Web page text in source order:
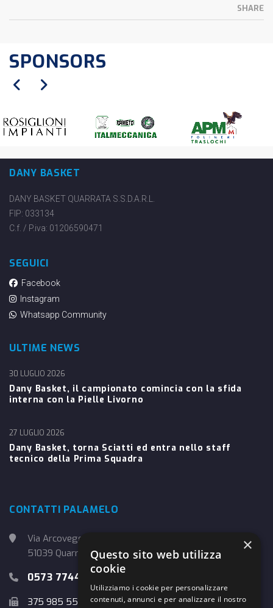
SHARE
SPONSORS
DANY BASKET
DANY BASKET QUARRATA S.S.D.A.R.L.
FIP: 033134
C.f. / P.iva: 01206590471
SEGUICI
Facebook
Instagram
Whatsapp Community
ULTIME NEWS
Dany Basket, il campionato comincia con la sfida
interna con la Pielle Livorno
30 LUGLIO 2026
Dany Basket, torna Sciatti ed entra nello staff
tecnico della Prima Squadra
27 LUGLIO 2026
CONTATTI PALAMELO
Via Arcoveggio, 4
51039 Quarrata (PT)
0573 774457
375 985 5526
×
Questo sito web utilizza
cookie
Utilizziamo i cookie per personalizzare
contenuti, annunci e per analizzare il nostro